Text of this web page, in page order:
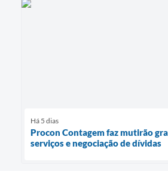
Há 5 dias
Procon Contagem faz mutirão
serviços e negociação de dívidas